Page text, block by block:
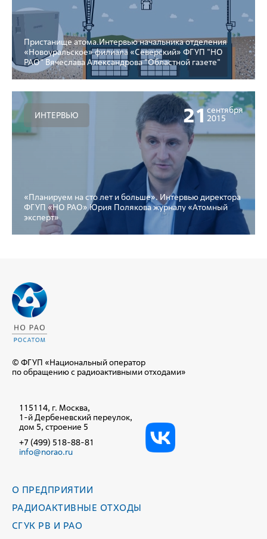
Пристанище атома.Интервью начальника отделения
«Новоуральское» филиала «Северский» ФГУП "НО
РАО" Вячеслава Александрова "Областной газете"
ИНТЕРВЬЮ 21сентября
2015
«Планируем на сто лет и больше». Интервью директора
ФГУП «НО РАО» Юрия Полякова журналу «Атомный
эксперт»
© ФГУП «Национальный оператор
по обращению с радиоактивными отходами»
115114, г. Москва,
1-й Дербеневский переулок,
дом 5, строение 5
+7 (499) 518-88-81
info@norao.ru
О ПРЕДПРИЯТИИ
РАДИОАКТИВНЫЕ ОТХОДЫ
СГУК РВ И РАО